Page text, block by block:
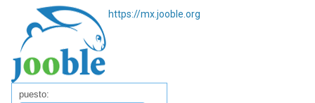
https://mx.jooble.org
puesto: